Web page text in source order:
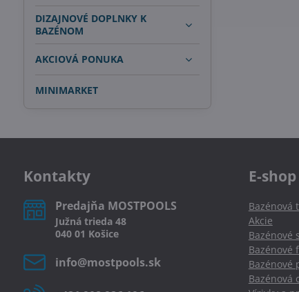
DIZAJNOVÉ DOPLNKY K
BAZÉNOM
AKCIOVÁ PONUKA
MINIMARKET
Kontakty
Predajňa MOSTPOOLS
Južná trieda 48
040 01 Košice
info​@mostpools​.sk
E-shop
Bazénová
Akcie
Bazénové
Bazénové
Bazénové
Bazénová